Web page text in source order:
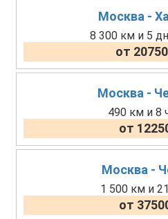
Москва -
8 300 км и 5
от
Москва -
490 км и 8
от
Москва -
1 500 км и
от